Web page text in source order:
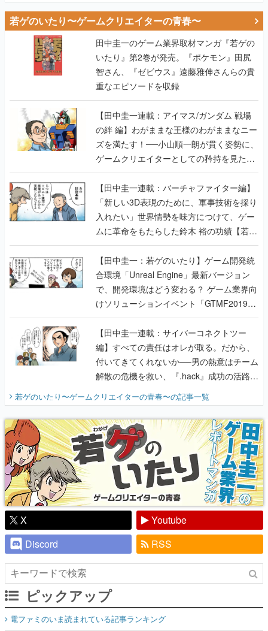
若ゲのいたり〜ゲームクリエイターの青春〜
田中圭一のゲーム業界取材マンガ『若ゲの
いたり』第2巻が発売。『ポケモン』田尻
智さん、『ゼビウス』遠藤雅伸さんらの貴
重なエピソードを収録
【田中圭一連載：アイマス/ガンダム 戦場
の絆 編】わがままな王様のわがままなニー
ズを満たす！──小山順一朗が貫く姿勢に、
ゲームクリエイターとしての矜持を見た
【若ゲのいたり最終回】
【田中圭一連載：バーチャファイター編】
「新しい3D表現のために、軍事技術を採り
入れたい」世界情勢を味方につけて、ゲー
ムに革命をもたらした鈴木 裕の功績【若ゲ
のいたり】
【田中圭一：若ゲのいたり】ゲーム開発統
合環境「Unreal Engine」最新バージョン
で、開発環境はどう変わる？ ゲーム業界向
けソリューションイベント「GTMF2019」
に行って、より理解を深めよう【PR】
【田中圭一連載：サイバーコネクトツー
編】すべての責任はオレが取る。だから、
付いてきてくれないか──男の熱意はチーム
解散の危機を救い、『.hack』成功の活路を
開く。業界の快男児・松山 洋に流れる血は
『少年ジャンプ』色だった【若ゲのいた
り】
若ゲのいたり〜ゲームクリエイターの青春〜の記事一覧
X
Youtube
Discord
RSS
ピックアップ
電ファミのいま読まれている記事ランキング